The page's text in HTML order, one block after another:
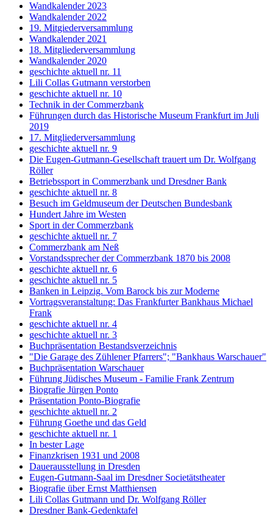
Wandkalender 2023
Wandkalender 2022
19. Mitgiederversammlung
Wandkalender 2021
18. Mitgliederversammlung
Wandkalender 2020
geschichte aktuell nr. 11
Lili Collas Gutmann verstorben
geschichte aktuell nr. 10
Technik in der Commerzbank
Führungen durch das Historische Museum Frankfurt im Juli
2019
17. Mitgliederversammlung
geschichte aktuell nr. 9
Die Eugen-Gutmann-Gesellschaft trauert um Dr. Wolfgang
Röller
Betriebssport in Commerzbank und Dresdner Bank
geschichte aktuell nr. 8
Besuch im Geldmuseum der Deutschen Bundesbank
Hundert Jahre im Westen
Sport in der Commerzbank
geschichte aktuell nr. 7
Commerzbank am Neß
Vorstandssprecher der Commerzbank 1870 bis 2008
geschichte aktuell nr. 6
geschichte aktuell nr. 5
Banken in Leipzig. Vom Barock bis zur Moderne
Vortragsveranstaltung: Das Frankfurter Bankhaus Michael
Frank
geschichte aktuell nr. 4
geschichte aktuell nr. 3
Buchpräsentation Bestandsverzeichnis
"Die Garage des Zühlener Pfarrers"; "Bankhaus Warschauer"
Buchpräsentation Warschauer
Führung Jüdisches Museum - Familie Frank Zentrum
Biografie Jürgen Ponto
Präsentation Ponto-Biografie
geschichte aktuell nr. 2
Führung Goethe und das Geld
geschichte aktuell nr. 1
In bester Lage
Finanzkrisen 1931 und 2008
Dauerausstellung in Dresden
Eugen-Gutmann-Saal im Dresdner Societätstheater
Biografie über Ernst Matthiensen
Lili Collas Gutmann und Dr. Wolfgang Röller
Dresdner Bank-Gedenktafel